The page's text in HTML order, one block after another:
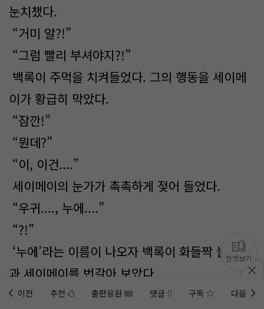
눈치챘다.
“거미 알?!”
“그럼 빨리 부셔야지?!”
백록이 주먹을 치켜들었다. 그의 행동을 세이메
이가 황급히 막았다.
“잠깐!”
“뭔데?”
“이, 이건....”
세이메이의 눈가가 촉촉하게 젖어 들었다.
“우귀...., 누에....”
“?!”
‘누에’라는 이름이 나오자 백록이 화들짝 놀라 알
과 세이메이를 번갈아 보았다.
세이메이는 조심스럽게 알을 집어 들었다. 그의
이전 추천 출판응원 댓글 0 구독 다음
한컷보기
홈에미노벨 웹추가하기 미노벨 앱설치하기